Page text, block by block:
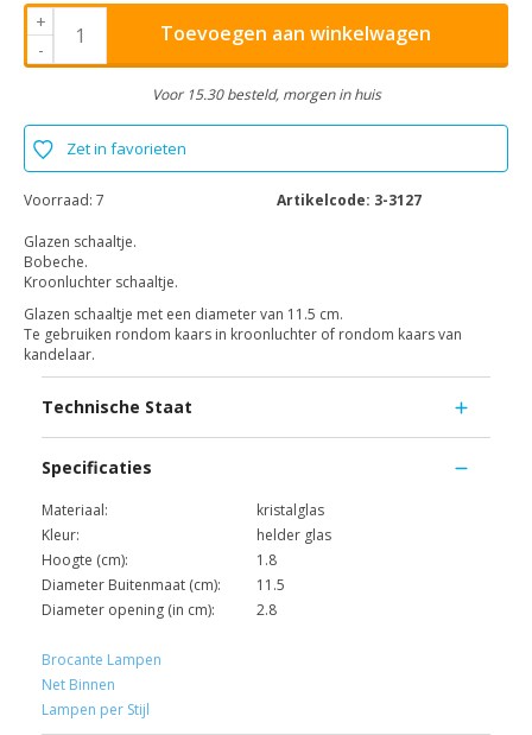
+
-
Toevoegen aan winkelwagen
Voor 15.30 besteld, morgen in huis
Zet in favorieten
Voorraad: 7 Artikelcode: 3-3127
Glazen schaaltje.
Bobeche.
Kroonluchter schaaltje.
Glazen schaaltje met een diameter van 11.5 cm.
Te gebruiken rondom kaars in kroonluchter of rondom kaars van
kandelaar.
Technische Staat
Specificaties
Materiaal:
kristalglas
Kleur:
helder glas
Hoogte (cm):
1.8
Diameter Buitenmaat (cm):
11.5
Diameter opening (in cm):
2.8
Brocante Lampen
Net Binnen
Lampen per Stijl